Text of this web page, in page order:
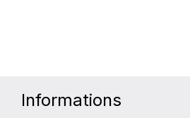
augmenter ou
ou utilisez les
Informations